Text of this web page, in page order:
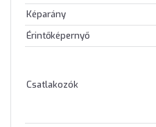
Képarány
Érintőképernyő
Csatlakozók